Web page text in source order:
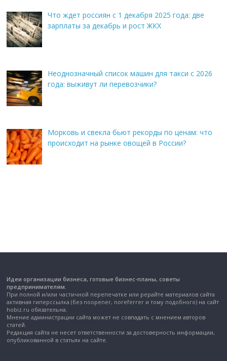
Что ждет россиян с 1 декабря 2025 года: две
зарплаты за декабрь и рост ЖКХ
Неоднозначный список машин для такси с 2026
года: выживут ли перевозчики?
Морковь и свекла бьют рекорды по ценам: что
происходит на рынке овощей в России?
Идеи организации бизнеса, готовые бизнес-планы, советы
предпринимателям.
При полной и/или частичной перепечатке или рерайте материалов сайта
активная гиперссылка (без noopener, noreferrer и тому подобного) на сайт
hobiz.ru обязательна.
Мнение администрации сайта может не совпадать с мнением авторов
статей.
Редакция сайта не несет ответственности за достоверность информации,
опубликованной в статьях на сайте.